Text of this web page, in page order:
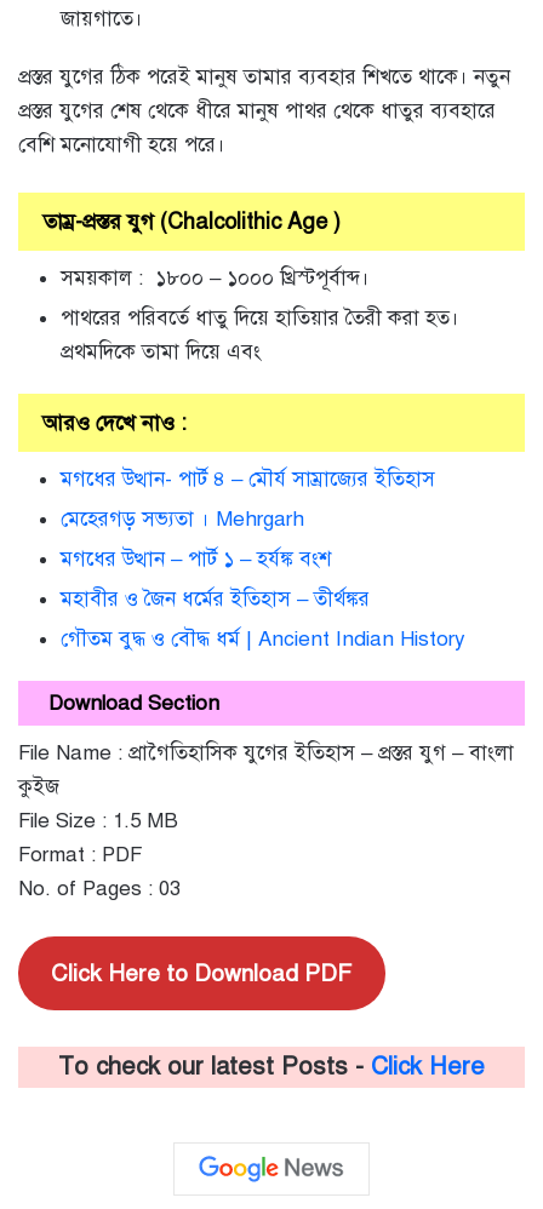
জায়গাতে।
প্রস্তর যুগের ঠিক পরেই মানুষ তামার ব্যবহার শিখতে থাকে। নতুন
প্রস্তর যুগের শেষ থেকে ধীরে মানুষ পাথর থেকে ধাতুর ব্যবহারে
বেশি মনোযোগী হয়ে পরে।
তাম্র-প্রস্তর যুগ (Chalcolithic Age )
সময়কাল : ১৮০০ – ১০০০ খ্রিস্টপূর্বাব্দ।
পাথরের পরিবর্তে ধাতু দিয়ে হাতিয়ার তৈরী করা হত।
প্রথমদিকে তামা দিয়ে এবং
আরও দেখে নাও :
মগধের উত্থান- পার্ট ৪ – মৌর্য সাম্রাজ্যের ইতিহাস
মেহেরগড় সভ্যতা । Mehrgarh
মগধের উত্থান – পার্ট ১ – হর্যঙ্ক বংশ
মহাবীর ও জৈন ধর্মের ইতিহাস – তীর্থঙ্কর
গৌতম বুদ্ধ ও বৌদ্ধ ধর্ম | Ancient Indian History
Download Section
File Name : প্রাগৈতিহাসিক যুগের ইতিহাস – প্রস্তর যুগ – বাংলা
কুইজ
File Size : 1.5 MB
Format : PDF
No. of Pages : 03
Click Here to Download PDF
To check our latest Posts - Click Here